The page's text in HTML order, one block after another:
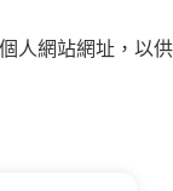
人網站網址，以供